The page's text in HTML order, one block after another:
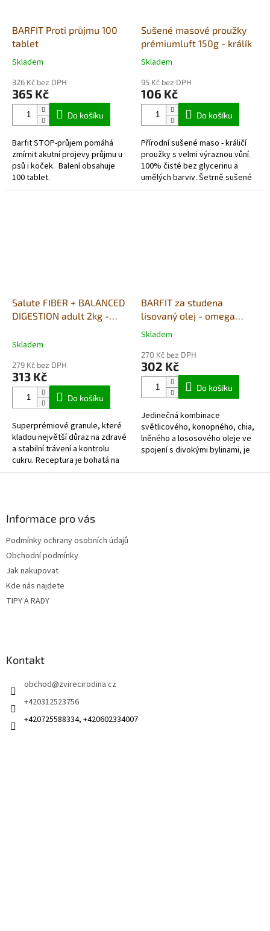
BARFIT Proti průjmu 100
tablet
Průměrné
produktu
je
hvězdiček.
Skladem
326 Kč bez DPH
365 Kč
Do košíku
Barfit STOP-průjem pomáhá
zmírnit akutní projevy průjmu u
psů i koček. Balení obsahuje
100 tablet.
Sušené masové proužky
prémiumluft 150g - králík
Průměrné
produktu
je
hvězdiček.
Skladem
95 Kč bez DPH
106 Kč
Do košíku
Přírodní sušené maso - králičí
proužky s velmi výraznou vůní.
100% čisté bez glycerinu a
umělých barviv. Šetrně sušené
vzduchem v potravinářské
Salute FIBER + BALANCED
DIGESTION adult 2kg -
Skladem
279 Kč bez DPH
313 Kč
Do košíku
Superprémiové granule, které
kladou největší důraz na zdravé
a stabilní trávení a kontrolu
cukru. Receptura je bohatá na
jehněčí maso a obsahuje
BARFIT za studena
lisovaný olej - omega
pětisložkový 500ml
Průměrné
produktu
je
hvězdiček.
Skladem
270 Kč bez DPH
302 Kč
Do košíku
Jedinečná kombinace
světlicového, konopného, ​​chia,
lněného a lososového oleje ve
spojení s divokými bylinami, je
každodenní zásobování vašeho
Informace pro vás
Podmínky ochrany osobních údajů
Obchodní podmínky
Jak nakupovat
Kde nás najdete
TIPY A RADY
Kontakt
obchod@zvirecirodina.cz
+420312523756
+420725588334, +420602334007